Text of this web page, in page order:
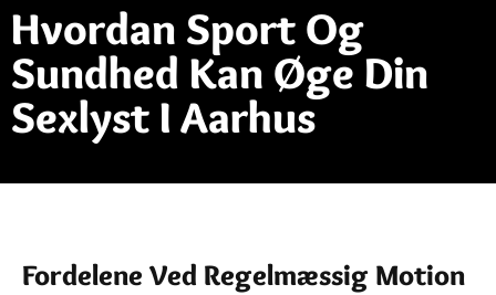
Hvordan Sport Og
Sundhed Kan Øge Din
Sexlyst I Aarhus
Fordelene Ved Regelmæssig Motion